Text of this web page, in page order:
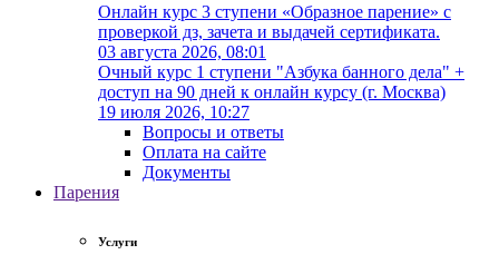
Онлайн курс 3 ступени «Образное парение» с
проверкой дз, зачета и выдачей сертификата.
03 августа 2026, 08:01
Очный курс 1 ступени "Азбука банного дела" +
доступ на 90 дней к онлайн курсу (г. Москва)
19 июля 2026, 10:27
Вопросы и ответы
Оплата на сайте
Документы
Парения
Услуги